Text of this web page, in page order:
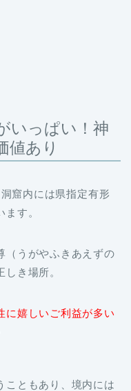
いっぱい！神
値あり
窟内には県指定有形
す。
（うがやふきあえずの
き場所。
に嬉しいご利益が多い
こともあり、境内には